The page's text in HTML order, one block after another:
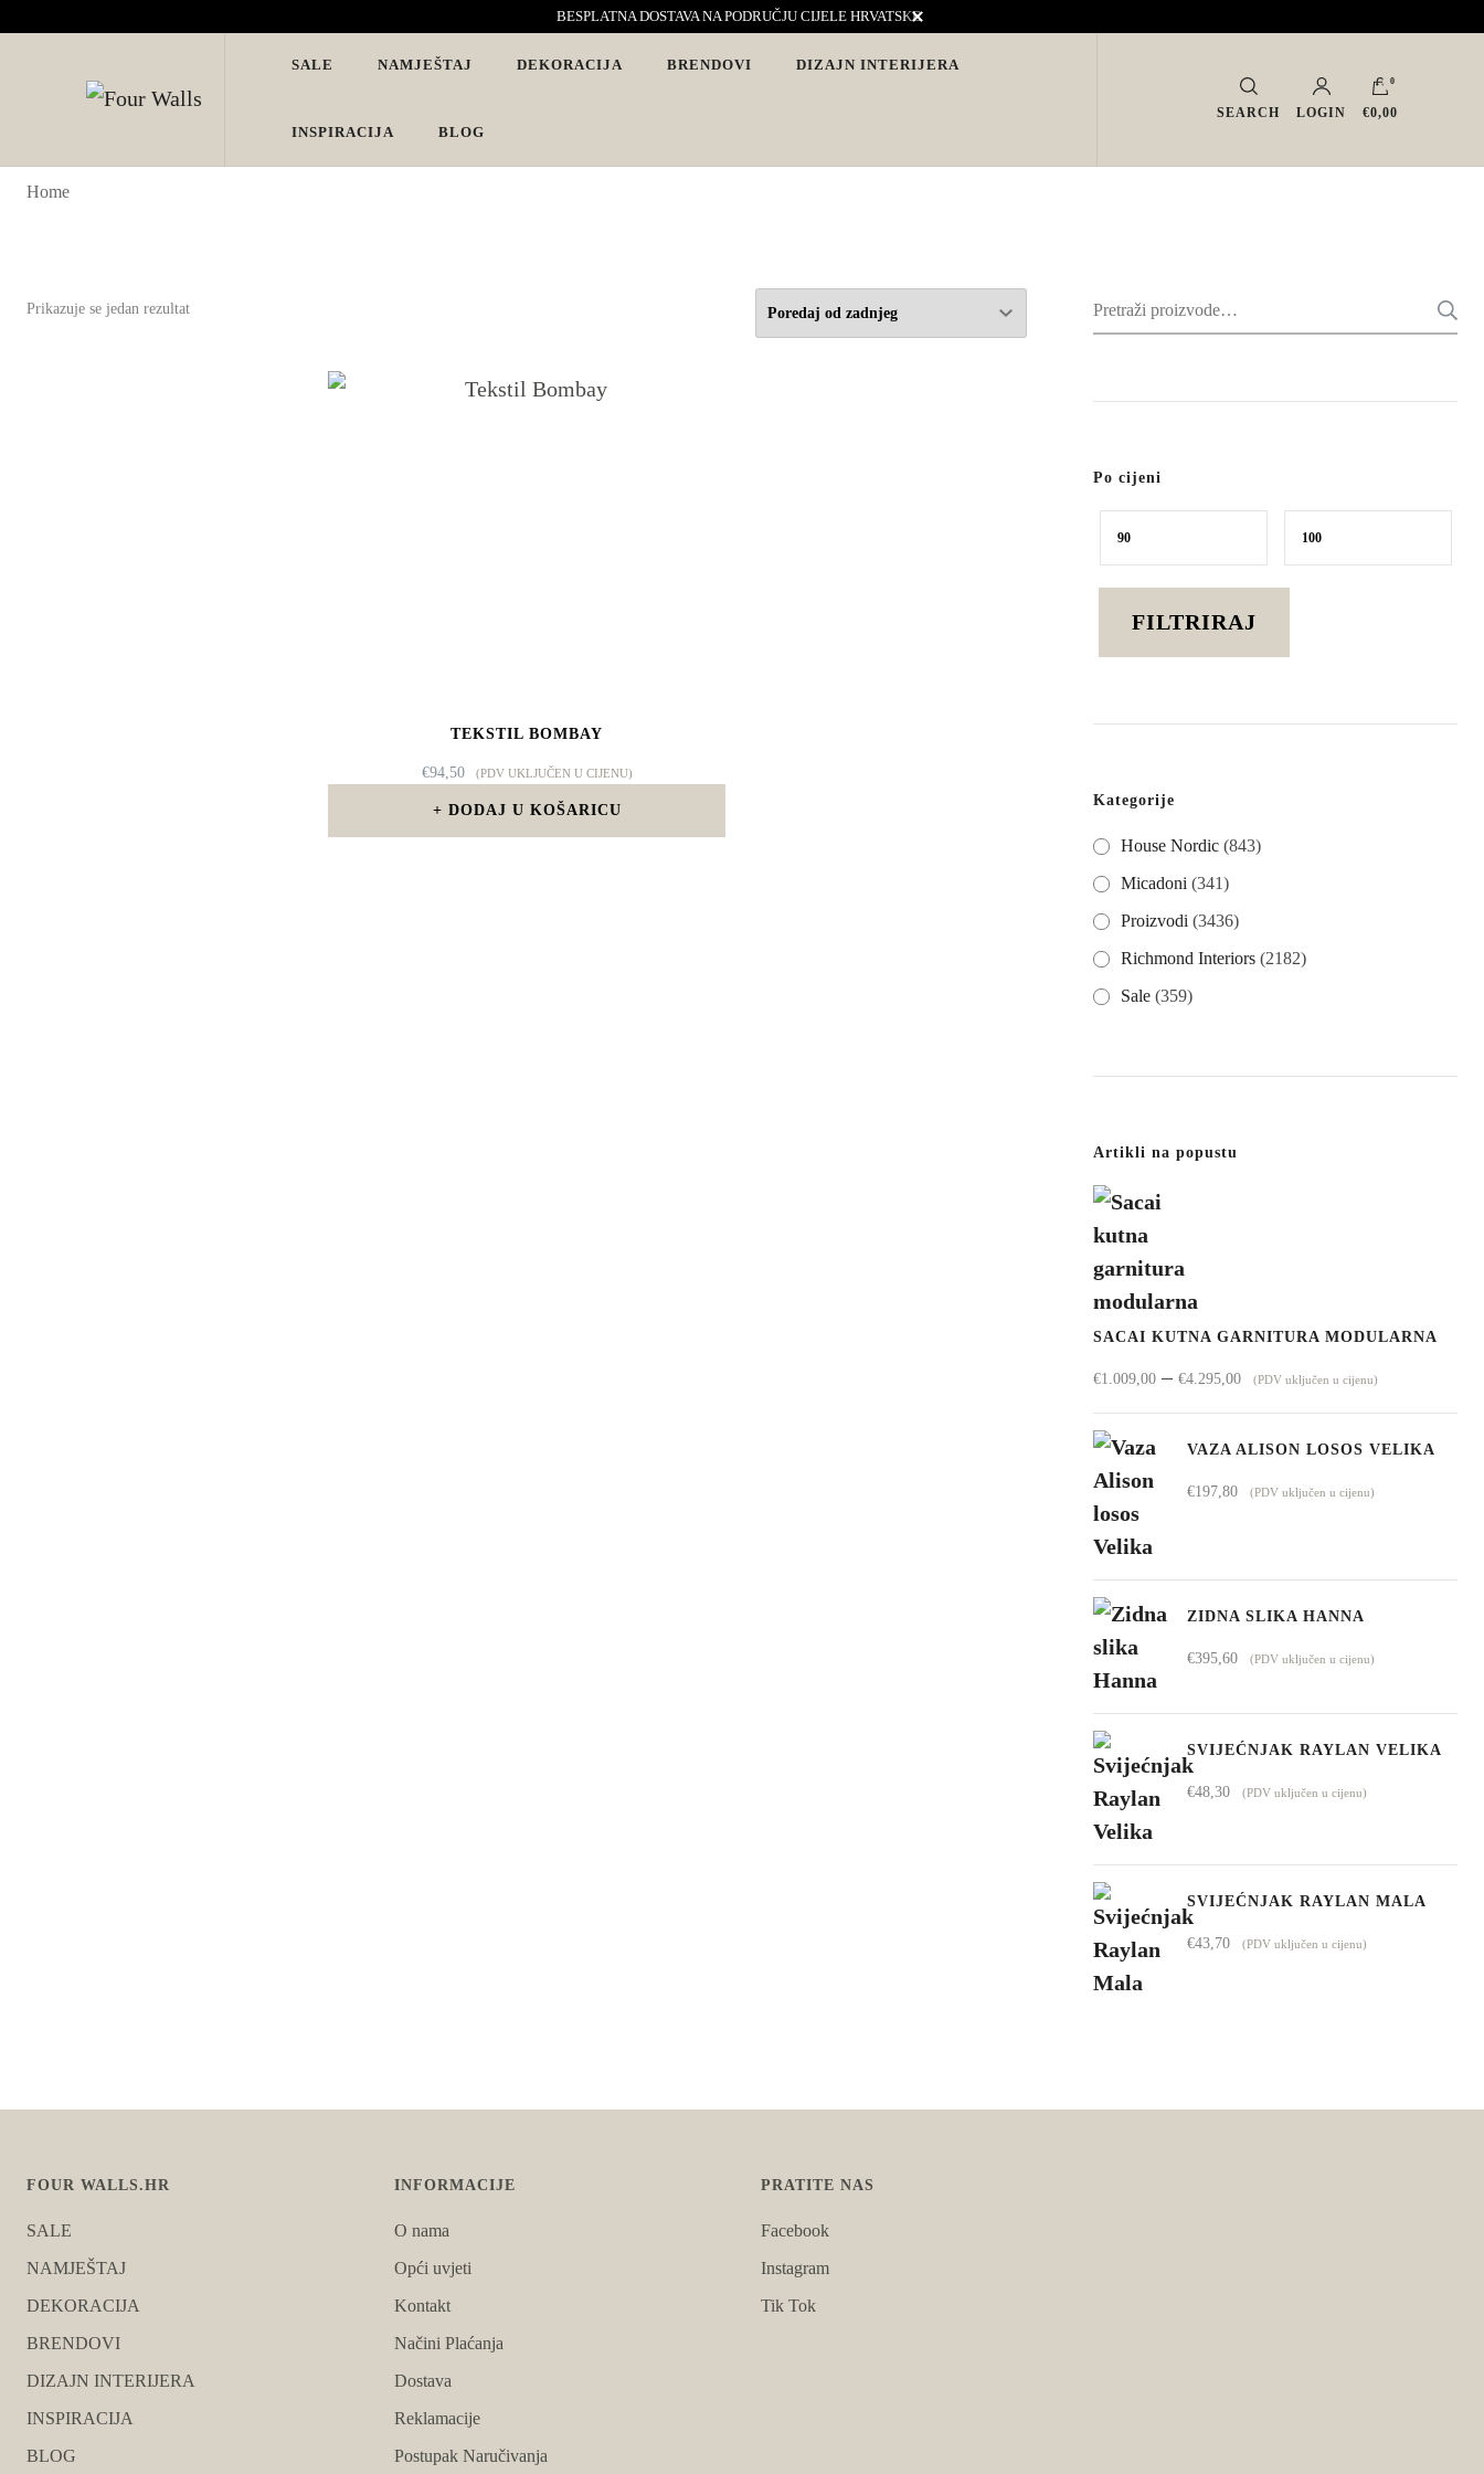
BESPLATNA DOSTAVA NA PODRUČJU CIJELE HRVATSKE
Four Walls
Sve za interijer po Vašoj mjeri. Salon namještaja, dekoracije i rasvjete. Interijeri s karakterom
SALE NAMJEŠTAJ DEKORACIJA BRENDOVI DIZAJN INTERIJERA
INSPIRACIJA BLOG
SEARCH LOGIN
0
€0,00
Home
Prikazuje se jedan rezultat
TEKSTIL BOMBAY
€94,50 (PDV UKLJUČEN U CIJENU)
DODAJ U KOŠARICU
Pretraži:
Po cijeni
Min Maks
FILTRIRAJ
Kategorije
House Nordic (843)
Micadoni (341)
Proizvodi (3436)
Richmond Interiors (2182)
Sale (359)
Artikli na popustu
SACAI KUTNA GARNITURA MODULARNA
€1.009,00 – €4.295,00Raspon
cijena:
od
(PDV uključen u cijenu)
VAZA ALISON LOSOS VELIKA
€197,80 (PDV uključen u cijenu)
ZIDNA SLIKA HANNA
€395,60 (PDV uključen u cijenu)
SVIJEĆNJAK RAYLAN VELIKA
€48,30 (PDV uključen u cijenu)
SVIJEĆNJAK RAYLAN MALA
€43,70 (PDV uključen u cijenu)
FOUR WALLS.HR
SALE
NAMJEŠTAJ
DEKORACIJA
BRENDOVI
DIZAJN INTERIJERA
INSPIRACIJA
BLOG
INFORMACIJE
O nama
Opći uvjeti
Kontakt
Načini Plaćanja
Dostava
Reklamacije
Postupak Naručivanja
PRATITE NAS
Facebook
Instagram
Tik Tok